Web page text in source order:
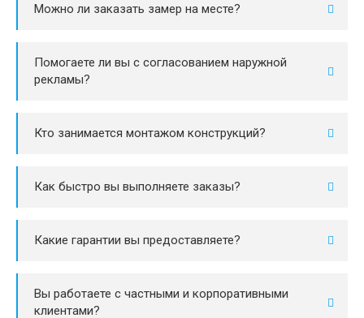
Можно ли заказать замер на месте?
Помогаете ли вы с согласованием наружной
рекламы?
Кто занимается монтажом конструкций?
Как быстро вы выполняете заказы?
Какие гарантии вы предоставляете?
Вы работаете с частными и корпоративными
клиентами?